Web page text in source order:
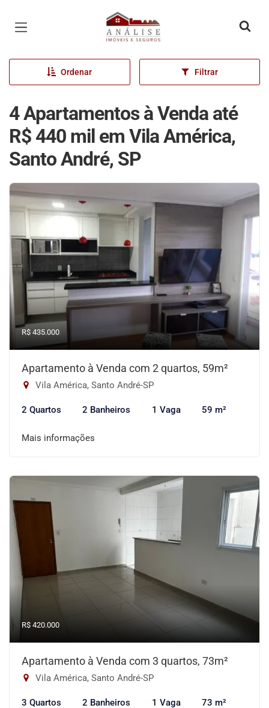
Página inicial
Ordenar Filtrar
4 Apartamentos à Venda até
R$ 440 mil em Vila América,
Santo André, SP
R$ 435.000
Apartamento à Venda com 2 quartos, 59m²
Vila América, Santo André-SP
2 Quartos 2 Banheiros 1 Vaga 59 m²
Mais informações
R$ 420.000
Apartamento à Venda com 3 quartos, 73m²
Vila América, Santo André-SP
3 Quartos 2 Banheiros 1 Vaga 73 m²